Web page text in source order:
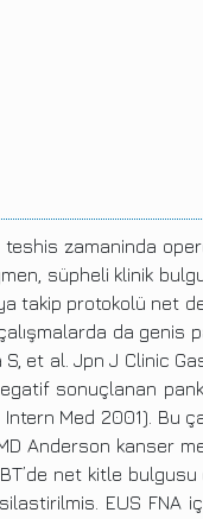
zamaninda
süpheli klinik
protokolü net
da
et al. Jpn J Clinic
sonuçlanan
Med 2001).
Anderson kanser
net kitle
EUS